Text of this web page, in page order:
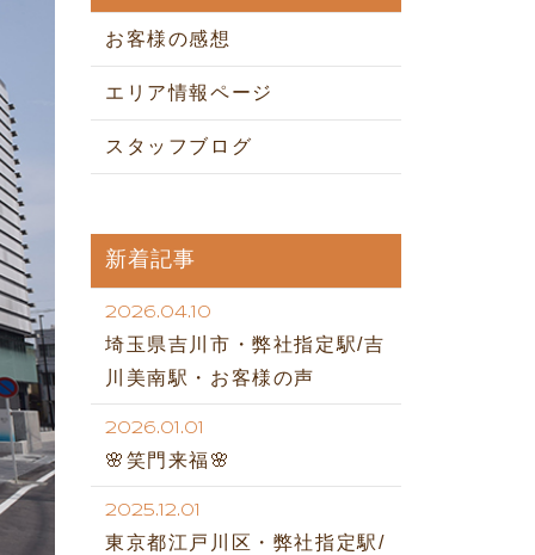
お客様の感想
エリア情報ページ
スタッフブログ
新着記事
2026.04.10
埼玉県吉川市・弊社指定駅/吉
川美南駅・お客様の声
2026.01.01
🌸笑門来福🌸
2025.12.01
東京都江戸川区・弊社指定駅/